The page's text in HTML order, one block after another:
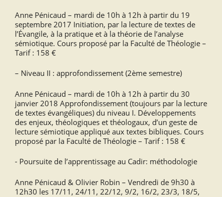
Anne Pénicaud – mardi de 10h à 12h à partir du 19
septembre 2017 Initiation, par la lecture de textes de
l’Évangile, à la pratique et à la théorie de l’analyse
sémiotique. Cours proposé par la Faculté de Théologie –
Tarif : 158 €
– Niveau II : approfondissement (2ème semestre)
Anne Pénicaud – mardi de 10h à 12h à partir du 30
janvier 2018 Approfondissement (toujours par la lecture
de textes évangéliques) du niveau I. Développements
des enjeux, théologiques et théologaux, d’un geste de
lecture sémiotique appliqué aux textes bibliques. Cours
proposé par la Faculté de Théologie – Tarif : 158 €
- Poursuite de l’apprentissage au Cadir: méthodologie
Anne Pénicaud & Olivier Robin – Vendredi de 9h30 à
12h30 les 17/11, 24/11, 22/12, 9/2, 16/2, 23/3, 18/5,